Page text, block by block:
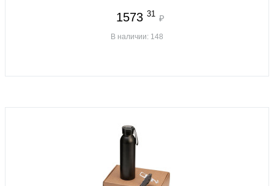
1573 31 ₽
В наличии: 148